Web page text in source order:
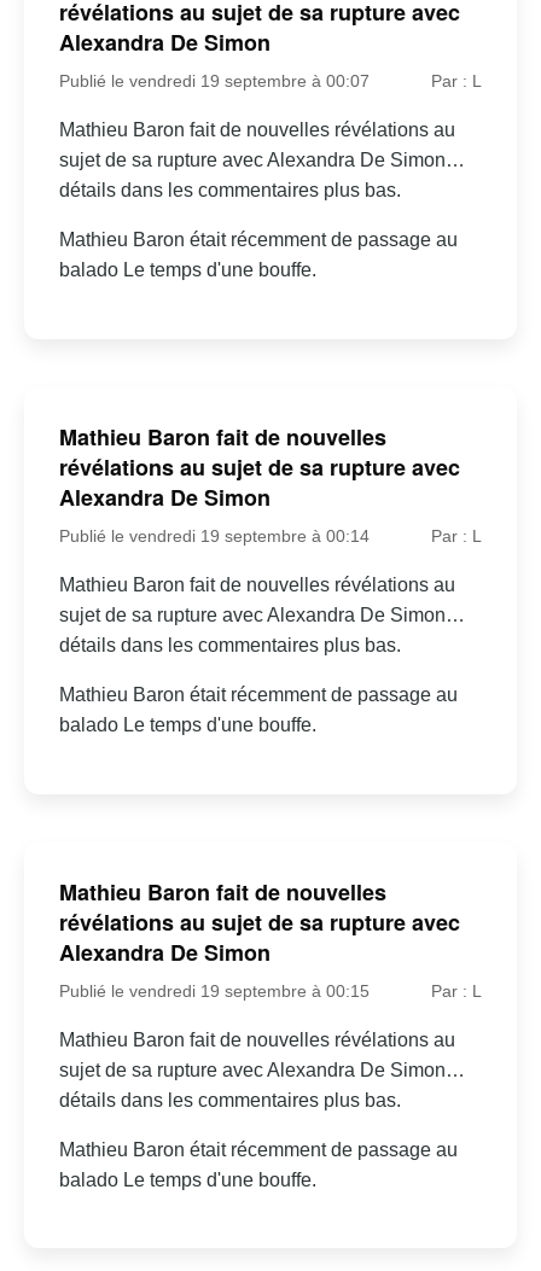
révélations au sujet de sa rupture avec
Alexandra De Simon
Publié le vendredi 19 septembre à 00:07 Par : L
Mathieu Baron fait de nouvelles révélations au
sujet de sa rupture avec Alexandra De Simon…
détails dans les commentaires plus bas.
Mathieu Baron était récemment de passage au
balado Le temps d'une bouffe.
Mathieu Baron fait de nouvelles
révélations au sujet de sa rupture avec
Alexandra De Simon
Publié le vendredi 19 septembre à 00:14 Par : L
Mathieu Baron fait de nouvelles révélations au
sujet de sa rupture avec Alexandra De Simon…
détails dans les commentaires plus bas.
Mathieu Baron était récemment de passage au
balado Le temps d'une bouffe.
Mathieu Baron fait de nouvelles
révélations au sujet de sa rupture avec
Alexandra De Simon
Publié le vendredi 19 septembre à 00:15 Par : L
Mathieu Baron fait de nouvelles révélations au
sujet de sa rupture avec Alexandra De Simon…
détails dans les commentaires plus bas.
Mathieu Baron était récemment de passage au
balado Le temps d'une bouffe.